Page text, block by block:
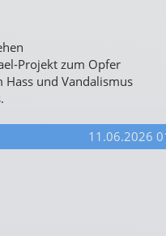
Projekt zum Opfer
Hass und Vandalismus
11.06.2026